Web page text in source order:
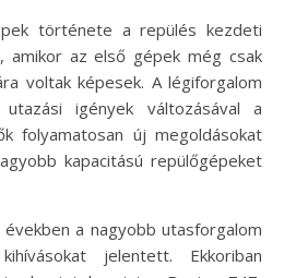
története a repülés kezdeti
amikor az első gépek még csak
voltak képesek. A légiforgalom
igények változásával a
folyamatosan új megoldásokat
kapacitású repülőgépeket
a nagyobb utasforgalom
jelentett. Ekkoriban